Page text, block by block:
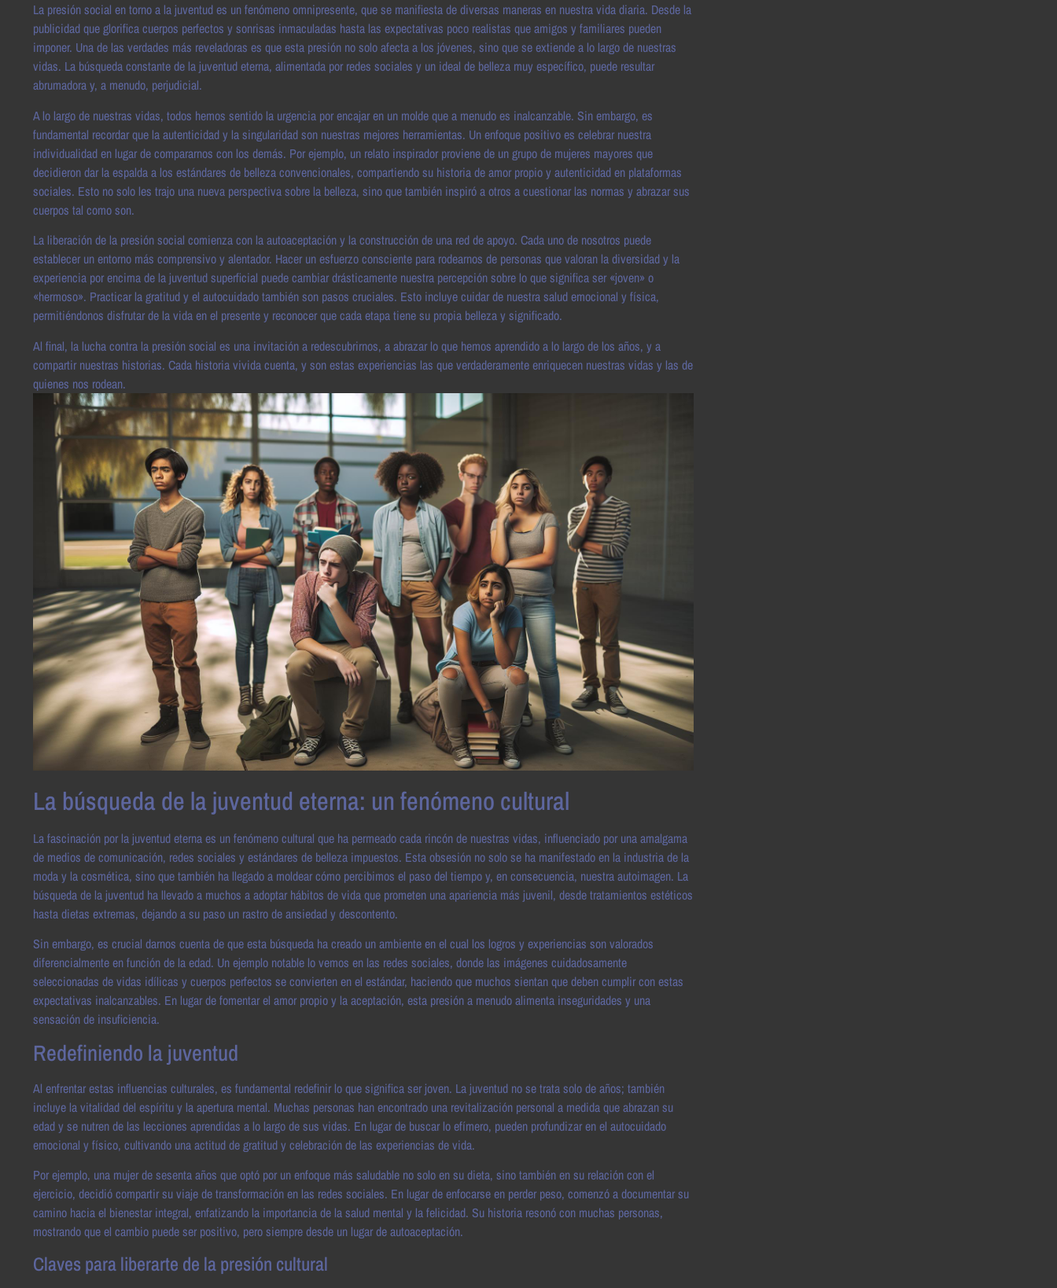
La presión social en torno a la juventud es un fenómeno omnipresente, que se manifiesta de diversas maneras en nuestra vida diaria. Desde la
publicidad que glorifica cuerpos perfectos y sonrisas inmaculadas hasta las expectativas poco realistas que amigos y familiares pueden
imponer. Una de las verdades más reveladoras es que esta presión no solo afecta a los jóvenes, sino que se extiende a lo largo de nuestras
vidas. La búsqueda constante de la juventud eterna, alimentada por redes sociales y un ideal de belleza muy específico, puede resultar
abrumadora y, a menudo, perjudicial.
A lo largo de nuestras vidas, todos hemos sentido la urgencia por encajar en un molde que a menudo es inalcanzable. Sin embargo, es
fundamental recordar que la autenticidad y la singularidad son nuestras mejores herramientas. Un enfoque positivo es celebrar nuestra
individualidad en lugar de compararnos con los demás. Por ejemplo, un relato inspirador proviene de un grupo de mujeres mayores que
decidieron dar la espalda a los estándares de belleza convencionales, compartiendo su historia de amor propio y autenticidad en plataformas
sociales. Esto no solo les trajo una nueva perspectiva sobre la belleza, sino que también inspiró a otros a cuestionar las normas y abrazar sus
cuerpos tal como son.
La liberación de la presión social comienza con la autoaceptación y la construcción de una red de apoyo. Cada uno de nosotros puede
establecer un entorno más comprensivo y alentador. Hacer un esfuerzo consciente para rodearnos de personas que valoran la diversidad y la
experiencia por encima de la juventud superficial puede cambiar drásticamente nuestra percepción sobre lo que significa ser «joven» o
«hermoso». Practicar la gratitud y el autocuidado también son pasos cruciales. Esto incluye cuidar de nuestra salud emocional y física,
permitiéndonos disfrutar de la vida en el presente y reconocer que cada etapa tiene su propia belleza y significado.
Al final, la lucha contra la presión social es una invitación a redescubrirnos, a abrazar lo que hemos aprendido a lo largo de los años, y a
compartir nuestras historias. Cada historia vivida cuenta, y son estas experiencias las que verdaderamente enriquecen nuestras vidas y las de
quienes nos rodean.
La búsqueda de la juventud eterna: un fenómeno cultural
La fascinación por la juventud eterna es un fenómeno cultural que ha permeado cada rincón de nuestras vidas, influenciado por una amalgama
de medios de comunicación, redes sociales y estándares de belleza impuestos. Esta obsesión no solo se ha manifestado en la industria de la
moda y la cosmética, sino que también ha llegado a moldear cómo percibimos el paso del tiempo y, en consecuencia, nuestra autoimagen. La
búsqueda de la juventud ha llevado a muchos a adoptar hábitos de vida que prometen una apariencia más juvenil, desde tratamientos estéticos
hasta dietas extremas, dejando a su paso un rastro de ansiedad y descontento.
Sin embargo, es crucial darnos cuenta de que esta búsqueda ha creado un ambiente en el cual los logros y experiencias son valorados
diferencialmente en función de la edad. Un ejemplo notable lo vemos en las redes sociales, donde las imágenes cuidadosamente
seleccionadas de vidas idílicas y cuerpos perfectos se convierten en el estándar, haciendo que muchos sientan que deben cumplir con estas
expectativas inalcanzables. En lugar de fomentar el amor propio y la aceptación, esta presión a menudo alimenta inseguridades y una
sensación de insuficiencia.
Redefiniendo la juventud
Al enfrentar estas influencias culturales, es fundamental redefinir lo que significa ser joven. La juventud no se trata solo de años; también
incluye la vitalidad del espíritu y la apertura mental. Muchas personas han encontrado una revitalización personal a medida que abrazan su
edad y se nutren de las lecciones aprendidas a lo largo de sus vidas. En lugar de buscar lo efímero, pueden profundizar en el autocuidado
emocional y físico, cultivando una actitud de gratitud y celebración de las experiencias de vida.
Por ejemplo, una mujer de sesenta años que optó por un enfoque más saludable no solo en su dieta, sino también en su relación con el
ejercicio, decidió compartir su viaje de transformación en las redes sociales. En lugar de enfocarse en perder peso, comenzó a documentar su
camino hacia el bienestar integral, enfatizando la importancia de la salud mental y la felicidad. Su historia resonó con muchas personas,
mostrando que el cambio puede ser positivo, pero siempre desde un lugar de autoaceptación.
Claves para liberarte de la presión cultural